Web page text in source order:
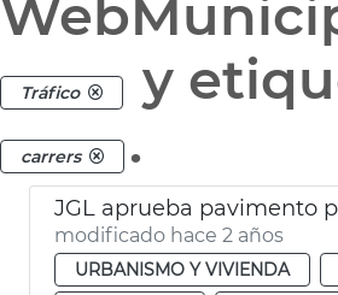
Tráfico y
carrers .
modificado hace 2 años
URBANISMO Y VIVIENDA